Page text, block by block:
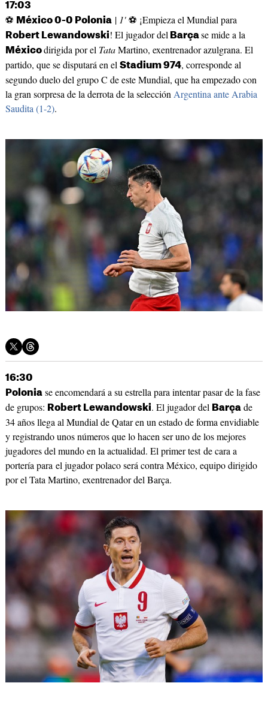
17:03
⚽ México 0-0 Polonia| 1'⚽ ¡Empieza el Mundial para
Robert Lewandowski! El jugador del Barçase mide a la
Méxicodirigida por el TataMartino, exentrenador azulgrana. El
partido, que se disputará en el Stadium 974, corresponde al
segundo duelo del grupo C de este Mundial, que ha empezado con
la gran sorpresa de la derrota de la selección Argentina ante Arabia
Saudita (1-2).
16:30
Poloniase encomendará a su estrella para intentar pasar de la fase
de grupos: Robert Lewandowski. El jugador del Barçade
34 años llega al Mundial de Qatar en un estado de forma envidiable
y registrando unos números que lo hacen ser uno de los mejores
jugadores del mundo en la actualidad. El primer test de cara a
portería para el jugador polaco será contra México, equipo dirigido
por el Tata Martino, exentrenador del Barça.